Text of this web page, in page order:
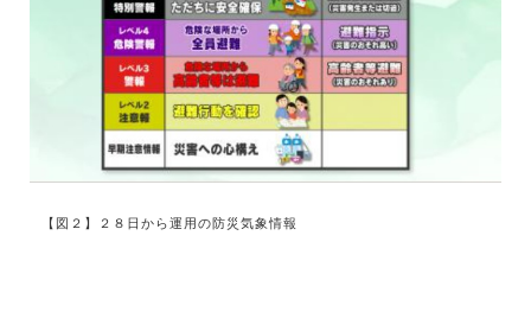
【図２】２８日から運用の防災気象情報